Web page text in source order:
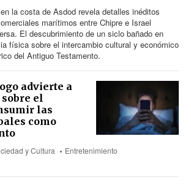
la costa de Asdod revela detalles inéditos
marítimos entre Chipre e Israel
El descubrimiento de un siclo bañado en
física sobre el intercambio cultural y económico
del Antiguo Testamento.
advierte a
el
las
como
y Cultura
Entretenimiento